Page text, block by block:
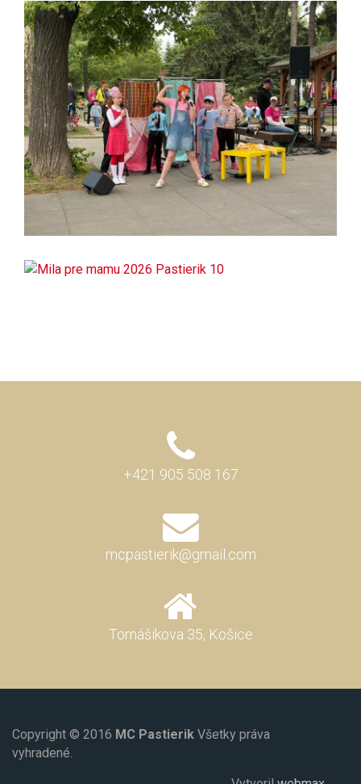
+421 905 508 167
mcpastierik@gmail.com
Tomášikova 35, Košice
Copyright © 2016 MC Pastierik Všetky práva
vyhradené.